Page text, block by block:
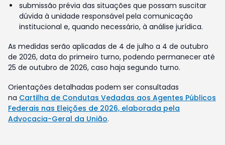
submissão prévia das situações que possam suscitar
dúvida à unidade responsável pela comunicação
institucional e, quando necessário, à análise jurídica.
As medidas serão aplicadas de 4 de julho a 4 de outubro
de 2026, data do primeiro turno, podendo permanecer até
25 de outubro de 2026, caso haja segundo turno.
Orientações detalhadas podem ser consultadas
na Cartilha de Condutas Vedadas aos Agentes Públicos
Federais nas Eleições de 2026, elaborada pela
Advocacia-Geral da União.